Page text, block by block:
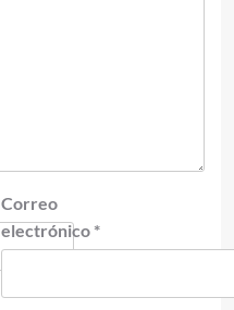
Correo
electrónico *